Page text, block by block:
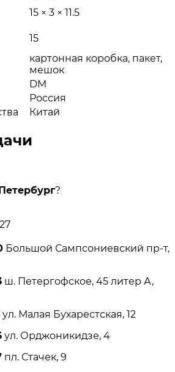
15 × 3 × 11.5
15
картонная коробка, пакет,
мешок
DM
Россия
Китай
?
Большой Сампсониевский пр-т,
ш. Петергофское, 45 литер А,
ул. Малая Бухарестская, 12
ул. Орджоникидзе, 4
пл. Стачек, 9